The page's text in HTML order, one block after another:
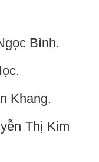
Bình.
Khang.
Thị Kim